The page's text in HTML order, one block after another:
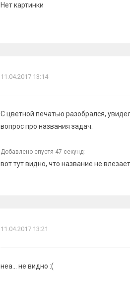
Нет картинки
11.04.2017 13:14
С цветной печатью разобрался,
вопрос про названия задач.
Добавлено спустя 47 секунд:
вот тут видно, что название не
11.04.2017 13:21
неа... не видно :(